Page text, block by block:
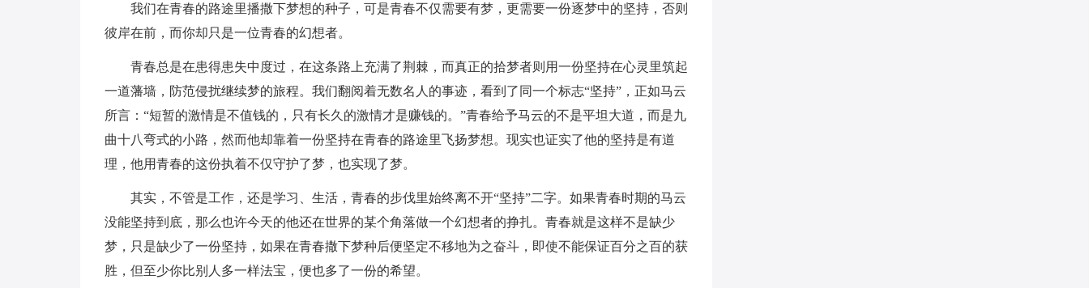
我们在青春的路途里播撒下梦想的种子，可是青春不仅需要有梦，更需要一份逐梦中的坚持，否则
彼岸在前，而你却只是一位青春的幻想者。
青春总是在患得患失中度过，在这条路上充满了荆棘，而真正的拾梦者则用一份坚持在心灵里筑起
一道藩墙，防范侵扰继续梦的旅程。我们翻阅着无数名人的事迹，看到了同一个标志“坚持”，正如马云
所言：“短暂的激情是不值钱的，只有长久的激情才是赚钱的。”青春给予马云的不是平坦大道，而是九
曲十八弯式的小路，然而他却靠着一份坚持在青春的路途里飞扬梦想。现实也证实了他的坚持是有道
理，他用青春的这份执着不仅守护了梦，也实现了梦。
其实，不管是工作，还是学习、生活，青春的步伐里始终离不开“坚持”二字。如果青春时期的马云
没能坚持到底，那么也许今天的他还在世界的某个角落做一个幻想者的挣扎。青春就是这样不是缺少
梦，只是缺少了一份坚持，如果在青春撒下梦种后便坚定不移地为之奋斗，即使不能保证百分之百的获
胜，但至少你比别人多一样法宝，便也多了一份的希望。